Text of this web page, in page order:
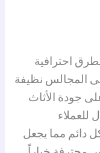
احترافية
المجالس نظيفة
جودة الأثاث
للعملاء
دائم مما يجعل